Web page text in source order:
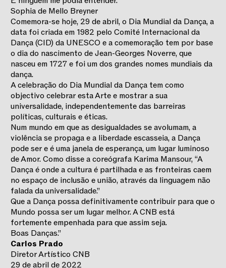
Sophia de Mello Breyner
Comemora-se hoje, 29 de abril, o Dia Mundial da Dança, a
data foi criada em 1982 pelo Comité Internacional da
Dança (CID) da UNESCO e a comemoração tem por base
o dia do nascimento de Jean-Georges Noverre, que
nasceu em 1727 e foi um dos grandes nomes mundiais da
dança.
A celebração do Dia Mundial da Dança tem como
objectivo celebrar esta Arte e mostrar a sua
universalidade, independentemente das barreiras
políticas, culturais e éticas.
Num mundo em que as desigualdades se avolumam, a
violência se propaga e a liberdade escasseia, a Dança
pode ser e é uma janela de esperança, um lugar luminoso
de Amor. Como disse a coreógrafa Karima Mansour, “A
Dança é onde a cultura é partilhada e as fronteiras caem
no espaço de inclusão e união, através da linguagem não
falada da universalidade.”
Que a Dança possa definitivamente contribuir para que o
Mundo possa ser um lugar melhor. A CNB está
fortemente empenhada para que assim seja.
Boas Danças.”
Carlos Prado
Diretor Artístico CNB
29 de abril de 2022